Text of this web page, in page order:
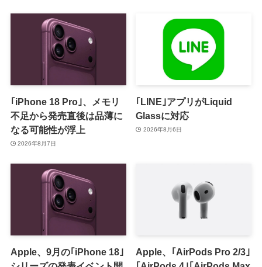
｢iPhone 18 Pro｣、メモリ
不足から発売直後は品薄に
なる可能性が浮上
2026年8月7日
｢LINE｣アプリがLiquid
Glassに対応
2026年8月6日
Apple、9月の｢iPhone 18｣
Apple、｢AirPods Pro 2/3｣